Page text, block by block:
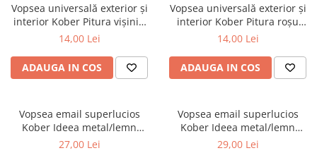
Vopsea universală exterior și
interior Kober Pitura vișiniu
0.75L
14,00 Lei
ADAUGA IN COS
Vopsea universală exterior și
interior Kober Pitura roșu
0.75L
14,00 Lei
ADAUGA IN COS
Vopsea email superlucios
Kober Ideea metal/lemn
int/ext grena 0.75L
27,00 Lei
Vopsea email superlucios
Kober Ideea metal/lemn
int/ext gri antracit 0.75L
29,00 Lei